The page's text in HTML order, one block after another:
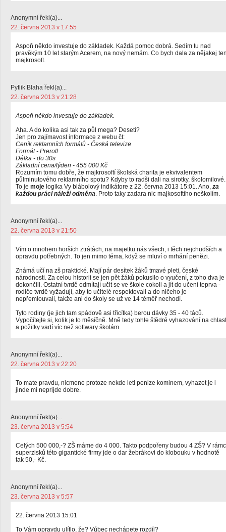
Anonymní řekl(a)...
22. června 2013 v 17:55
Aspoň někdo investuje do základek. Každá pomoc dobrá. Sedím tu nad
pravěkým 10 let starým Acerem, na nový nemám. Co bych dala za nějakej
majkrosoft.
Pytlik Blaha řekl(a)...
22. června 2013 v 21:28
Aspoň někdo investuje do základek.
Aha. A do kolika asi tak za půl mega? Deseti?
Jen pro zajímavost informace z webu čt:
Ceník reklamních formátů - Česká televize
Formát - Preroll
Délka - do 30s
Základní cena/týden - 455 000 Kč
Rozumím tomu dobře, že majkrosoftí školská charita je ekvivalentem
půlminutového reklamního spotu? Kdyby to radši dali na sirotky, školomilové.
To je moje logika Vy blábolový indikátore z 22. června 2013 15:01. Ano, za
každou práci náleží odměna. Proto taky zadara nic majkosoftího neškolím.
Anonymní řekl(a)...
22. června 2013 v 21:50
Vím o mnohem horších ztrátách, na majetku nás všech, i těch nejchudších a
opravdu potřebných. To jen mimo téma, když se mluví o mrhání penězi.
Známá učí na zš praktické. Mají pár desítek žáků tmavé pleti, české
národnosti. Za celou historii se jen pět žáků pokusilo o vyučení, z toho dva je
dokončili. Ostatní tvrdě odmítají učit se ve škole cokoli a jít do učení teprva -
rodiče tvrdě vyžadují, aby to učitelé respektovali a do ničeho je
nepřemlouvali, takže ani do školy se už ve 14 téměř nechodí.
Tyto rodiny (je jich tam spádově asi třicítka) berou dávky 35 - 40 táců.
Vypočítejte si, kolik je to měsíčně. Mně tedy tohle štědré vyhazování na chlast
a požitky vadí víc než softwary školám.
Anonymní řekl(a)...
22. června 2013 v 22:20
To mate pravdu, nicmene protoze nekde leti penize kominem, vyhazet je i
jinde mi neprijde dobre.
Anonymní řekl(a)...
23. června 2013 v 5:54
Celých 500 000,-? ZŠ máme do 4 000. Takto podpořeny budou 4 ZŠ? V
superzisků této gigantické firmy jde o dar žebrákovi do klobouku v hodnotě
tak 50,- Kč.
Anonymní řekl(a)...
23. června 2013 v 5:57
22. června 2013 15:01
To Vám opravdu ulítlo, že? Vůbec nechápete rozdíl?